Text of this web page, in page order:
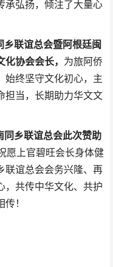
承弘扬，倾注了大量心
联谊总会暨阿根廷闽
协会会长， 为旅阿侨
始终坚守文化初心，主
担当，长期助力华文文
同乡联谊总会此次赞助
愿上官碧旺会长身体健
联谊总会会务兴隆、再
，共传中华文化、共护
！